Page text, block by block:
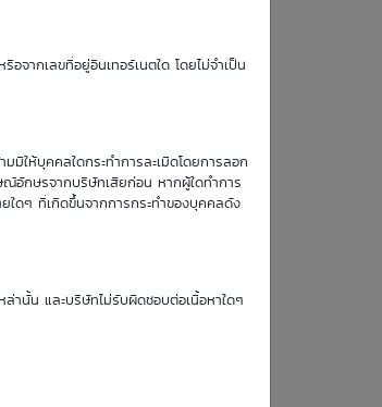
จากเลขที่อยู่อินเทอร์เนตใด โดยไม่จำเป็น
มิให้บุคคลใดกระทำการละเมิดโดยการลอก
ณ์อักษรจากบริษัทเสียก่อน หากผู้ใดทำการ
ดๆ ที่เกิดขึ้นจากการกระทำของบุคคลดัง
านั้น และบริษัทไม่รับผิดชอบต่อเนื้อหาใดๆ
62